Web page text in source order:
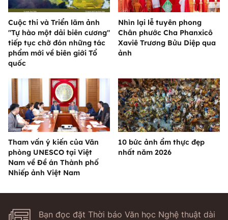
Cuộc thi và Triển lãm ảnh
"Tự hào một dải biên cương"
tiếp tục chờ đón những tác
phẩm mới về biên giới Tổ
quốc
Nhìn lại lễ tuyên phong
Chân phước Cha Phanxicô
Xaviê Trương Bửu Diệp qua
ảnh
Tham vấn ý kiến của Văn
phòng UNESCO tại Việt
Nam về Đề án Thành phố
Nhiếp ảnh Việt Nam
10 bức ảnh ẩm thực đẹp
nhất năm 2026
Bạn đọc đặt Thời báo Văn học Nghệ thuật dài